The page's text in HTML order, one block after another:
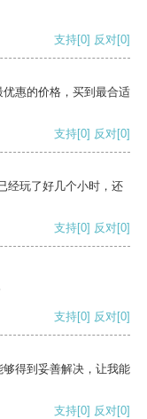
支持[0] 反对[0]
惠的价格，买到最合适
支持[0] 反对[0]
经玩了好几个小时，还
支持[0] 反对[0]
支持[0] 反对[0]
得到妥善解决，让我能
支持[0] 反对[0]